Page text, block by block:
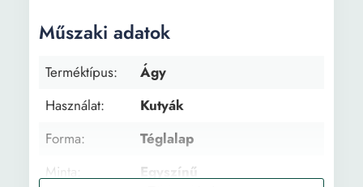
Műszaki adatok
Terméktípus:
Ágy
Használat:
Kutyák
Forma:
Téglalap
Minta:
Egyszínű